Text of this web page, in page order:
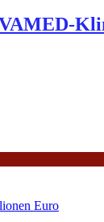
VAMED-
Euro